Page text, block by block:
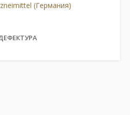
(Германия)